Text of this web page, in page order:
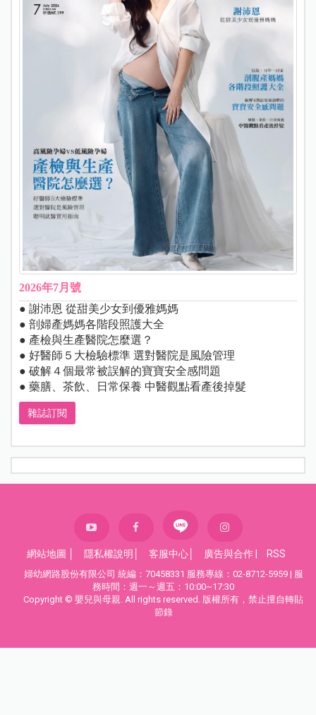
2026年7月號
● 謝沛恩 從甜美少女到優雅媽媽
● 剖婦產媽媽各階段照護大全
● 產檢與生產醫院怎麼選？
● 好醫師５大檢驗標準 選對醫院是風險管理
● 破解４個最常被誤解的寶寶安全感問題
● 藥膳、茶飲、日常保養 中醫觀點看產後掉髮
雜誌訂閱
網站地圖 隱私權說明 客服中心 廣告與合作 RSS
婦幼網路股份有限公司 統編：70458331 服務專線：02-8712-5959 | 服
務時間：週一～週五：10:00~17:30
Copyright © 嬰兒與母親. All rights reserved. 版權所有，禁止擅自轉貼
節錄